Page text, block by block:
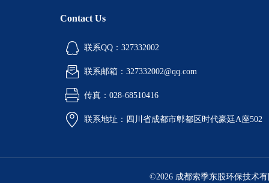
Contact Us
联系QQ：327332002
联系邮箱：327332002@qq.com
传真：028-68510416
联系地址：四川省成都市郫都区时代豪廷A座502
©2026 成都索季东股环保技术